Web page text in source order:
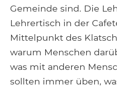
Gemeinde sind. Die
Lehrertisch in der
Mittelpunkt des
warum Menschen
was mit anderen
sollten immer üben,